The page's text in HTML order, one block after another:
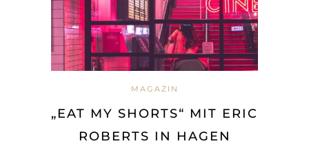
MAGAZIN
„EAT MY SHORTS“ MIT ERIC
ROBERTS IN HAGEN